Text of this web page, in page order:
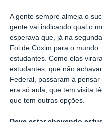
A gente sempre almeja o
gente vai indicando qual o
esperava que, já na
Foi de Coxim para o
estudantes. Como elas
estudantes, que não
Federal, passaram a
era só aula, que tem visita
que tem outras opções.